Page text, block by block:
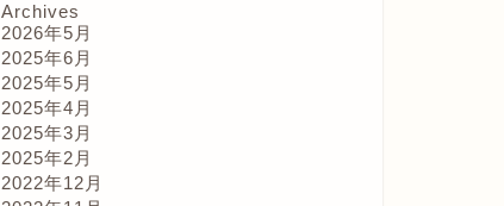
Archives
2026年5月
2025年6月
2025年5月
2025年4月
2025年3月
2025年2月
2022年12月